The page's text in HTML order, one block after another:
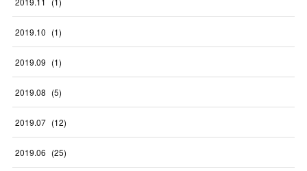
2019.10 (1)
2019.09 (1)
2019.08 (5)
2019.07 (12)
2019.06 (25)